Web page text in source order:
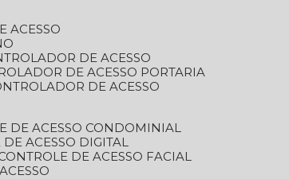
ACESSO
DE ACESSO
DE ACESSO PORTARIA
DE ACESSO
DE ACESSO CONDOMINIAL
DE ACESSO DIGITAL
CONTROLE DE ACESSO FACIAL